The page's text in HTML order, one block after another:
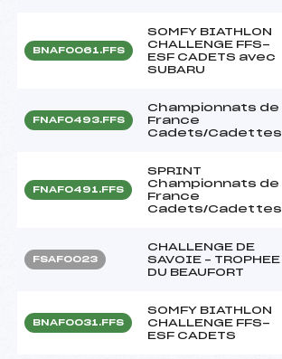
BNAF0061.FFS
SOMFY BIATHLON
CHALLENGE FFS-
ESF CADETS avec
SUBARU
FNAF0493.FFS
Championnats de
France
Cadets/Cadettes
FNAF0491.FFS
SPRINT
Championnats de
France
Cadets/Cadettes
FSAF0023
CHALLENGE DE
SAVOIE – TROPHEE
DU BEAUFORT
BNAF0031.FFS
SOMFY BIATHLON
CHALLENGE FFS-
ESF CADETS